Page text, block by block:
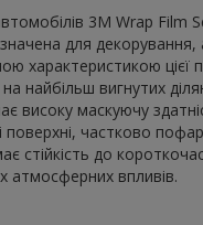
3M Wrap Film
для
характеристикою цієї
найбільш вигнутих
високу маскуючу
поверхні, частково
стійкість до
атмосферних впливів.